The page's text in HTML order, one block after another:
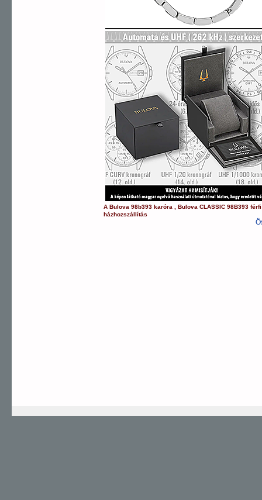
ABulova 98b393 karóra ,Bulova CLASSIC 98B393
házhozszállítás